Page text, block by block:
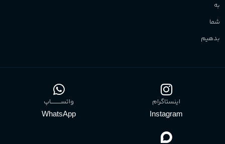
به
شما
بدهیم
اینستاگرام
Instagram
واتســــــــــاپ
WhatsApp